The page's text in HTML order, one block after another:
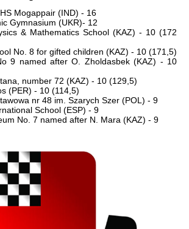
Mogappair (IND) - 16
Gymnasium (UKR)- 12
& Mathematics School (KAZ) - 10 (172
No. 8 for gifted children (KAZ) - 10 (171,5)
9 named after O. Zholdasbek (KAZ) - 10
number 72 (KAZ) - 10 (129,5)
(PER) - 10 (114,5)
nr 48 im. Szarych Szer (POL) - 9
School (ESP) - 9
No. 7 named after N. Mara (KAZ) - 9